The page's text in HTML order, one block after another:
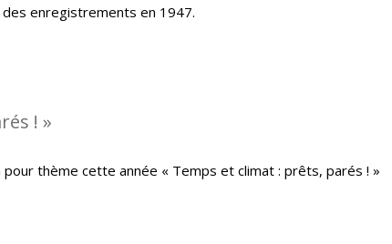
enregistrements en 1947.
! »
thème cette année « Temps et climat : prêts, parés ! »